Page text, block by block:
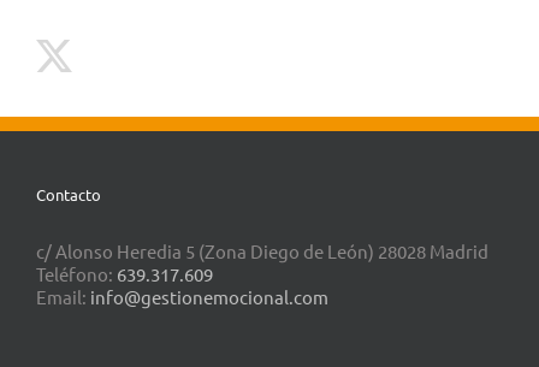
Contacto
c/ Alonso Heredia 5 (Zona Diego de León) 28028 Madrid
Teléfono: 639.317.609
Email: info@gestionemocional.com